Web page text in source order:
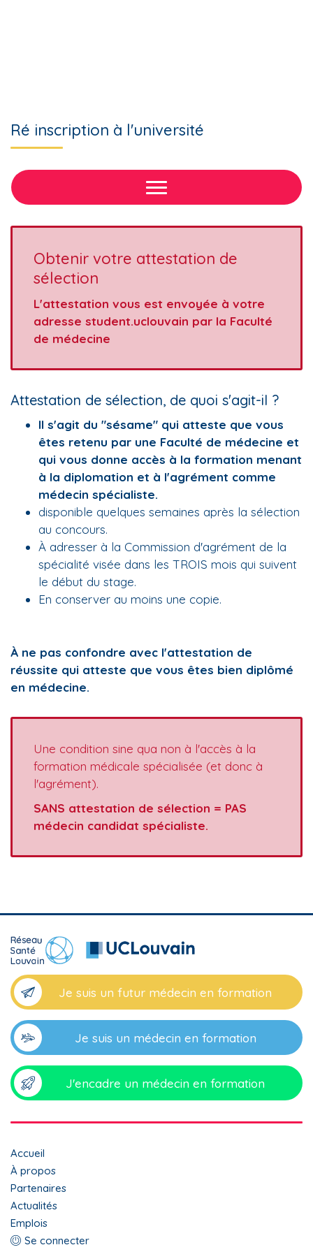
Ré inscription à l'université
Obtenir votre attestation de
sélection
L'attestation vous est envoyée à votre
adresse student.uclouvain par la Faculté
de médecine
Attestation de sélection, de quoi s'agit-il ?
Il s'agit du "sésame" qui atteste que vous
êtes retenu par une Faculté de médecine et
qui vous donne accès à la formation menant
à la diplomation et à l'agrément comme
médecin spécialiste.
disponible quelques semaines après la sélection
au concours.
À adresser à la Commission d'agrément de la
spécialité visée dans les TROIS mois qui suivent
le début du stage.
En conserver au moins une copie.
À ne pas confondre avec l'attestation de
réussite qui atteste que vous êtes bien diplômé
en médecine.
Une condition sine qua non à l'accès à la
formation médicale spécialisée (et donc à
l'agrément).
SANS attestation de sélection = PAS
médecin candidat spécialiste.
Je suis un futur médecin en formation
Je suis un médecin en formation
J'encadre un médecin en formation
Top
menu
footer
Accueil
À propos
Partenaires
Actualités
Emplois
Menu
Se connecter